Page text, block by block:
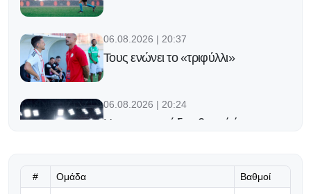
06.08.2026 | 20:37
Τους ενώνει το «τριφύλλι»
06.08.2026 | 20:24
Η καταρρακτώδης βροχή έφερε
Τα «κλικ» από το μακρινό Γιβραλτάρ
# Ομάδα Βαθμοί